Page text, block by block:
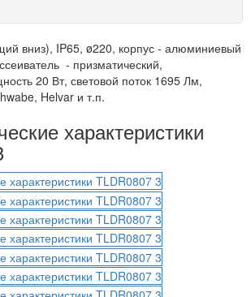
вниз), IP65, ø220, корпус - алюминиевый
- призматический,
20 Вт, световой поток 1695 Лм,
Helvar и т.п.
характеристики